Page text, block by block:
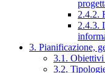
2.4.2.
2.4.3.
3. Pianificazione,
3.1.
3.2.